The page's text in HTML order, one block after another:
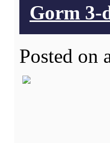
Gorm 3-
Posted on